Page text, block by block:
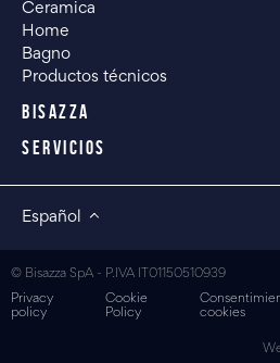
Ceramica
Home
Bagno
Productos técnicos
BISAZZA
SERVICIOS
Español
© Bisazza SpA - P.IVA IT01150510939
Privacy
policy
Cookie
Policy
cookies